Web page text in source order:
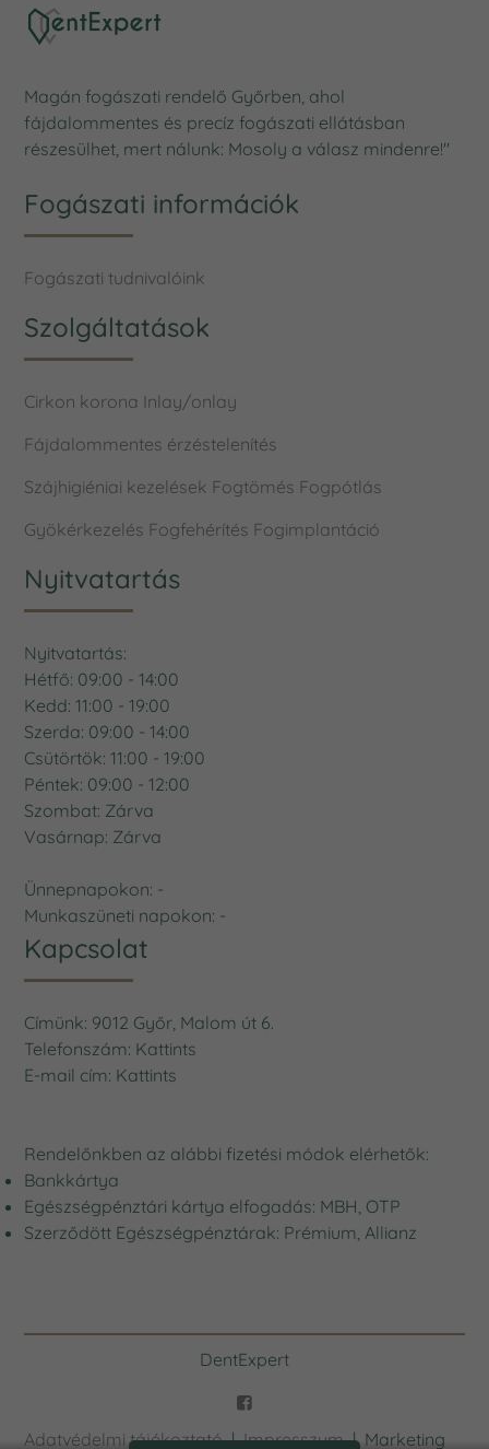
Magán fogászati rendelő Győrben, ahol
fájdalommentes és precíz fogászati ellátásban
részesülhet, mert nálunk: Mosoly a válasz mindenre!"
Fogászati információk
Fogászati tudnivalóink
Szolgáltatások
Cirkon korona Inlay/onlay
Fájdalommentes érzéstelenítés
Szájhigiéniai kezelések Fogtömés Fogpótlás
Gyökérkezelés Fogfehérítés Fogimplantáció
Nyitvatartás
Nyitvatartás:
Hétfő: 09:00 - 14:00
Kedd: 11:00 - 19:00
Szerda: 09:00 - 14:00
Csütörtök: 11:00 - 19:00
Péntek: 09:00 - 12:00
Szombat: Zárva
Vasárnap: Zárva
Ünnepnapokon: -
Munkaszüneti napokon: -
Kapcsolat
Címünk: 9012 Győr, Malom út 6.
Telefonszám: Kattints
E-mail cím: Kattints
Rendelőnkben az alábbi fizetési módok elérhetők:
Bankkártya
Egészségpénztári kártya elfogadás: MBH, OTP
Szerződött Egészségpénztárak: Prémium, Allianz
DentExpert
Adatvédelmi tájékoztató|Impresszum| Marketing